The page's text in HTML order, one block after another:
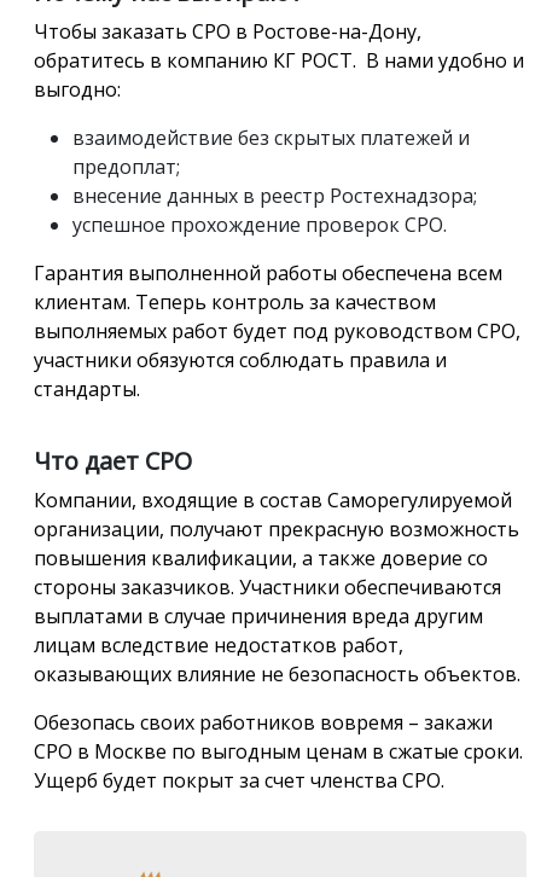
Чтобы заказать СРО в Ростове-на-Дону,
обратитесь в компанию КГ РОСТ. В нами удобно и
выгодно:
взаимодействие без скрытых платежей и
предоплат;
внесение данных в реестр Ростехнадзора;
успешное прохождение проверок СРО.
Гарантия выполненной работы обеспечена всем
клиентам. Теперь контроль за качеством
выполняемых работ будет под руководством СРО,
участники обязуются соблюдать правила и
стандарты.
Что дает СРО
Компании, входящие в состав Саморегулируемой
организации, получают прекрасную возможность
повышения квалификации, а также доверие со
стороны заказчиков. Участники обеспечиваются
выплатами в случае причинения вреда другим
лицам вследствие недостатков работ,
оказывающих влияние не безопасность объектов.
Обезопась своих работников вовремя – закажи
СРО в Москве по выгодным ценам в сжатые сроки.
Ущерб будет покрыт за счет членства СРО.